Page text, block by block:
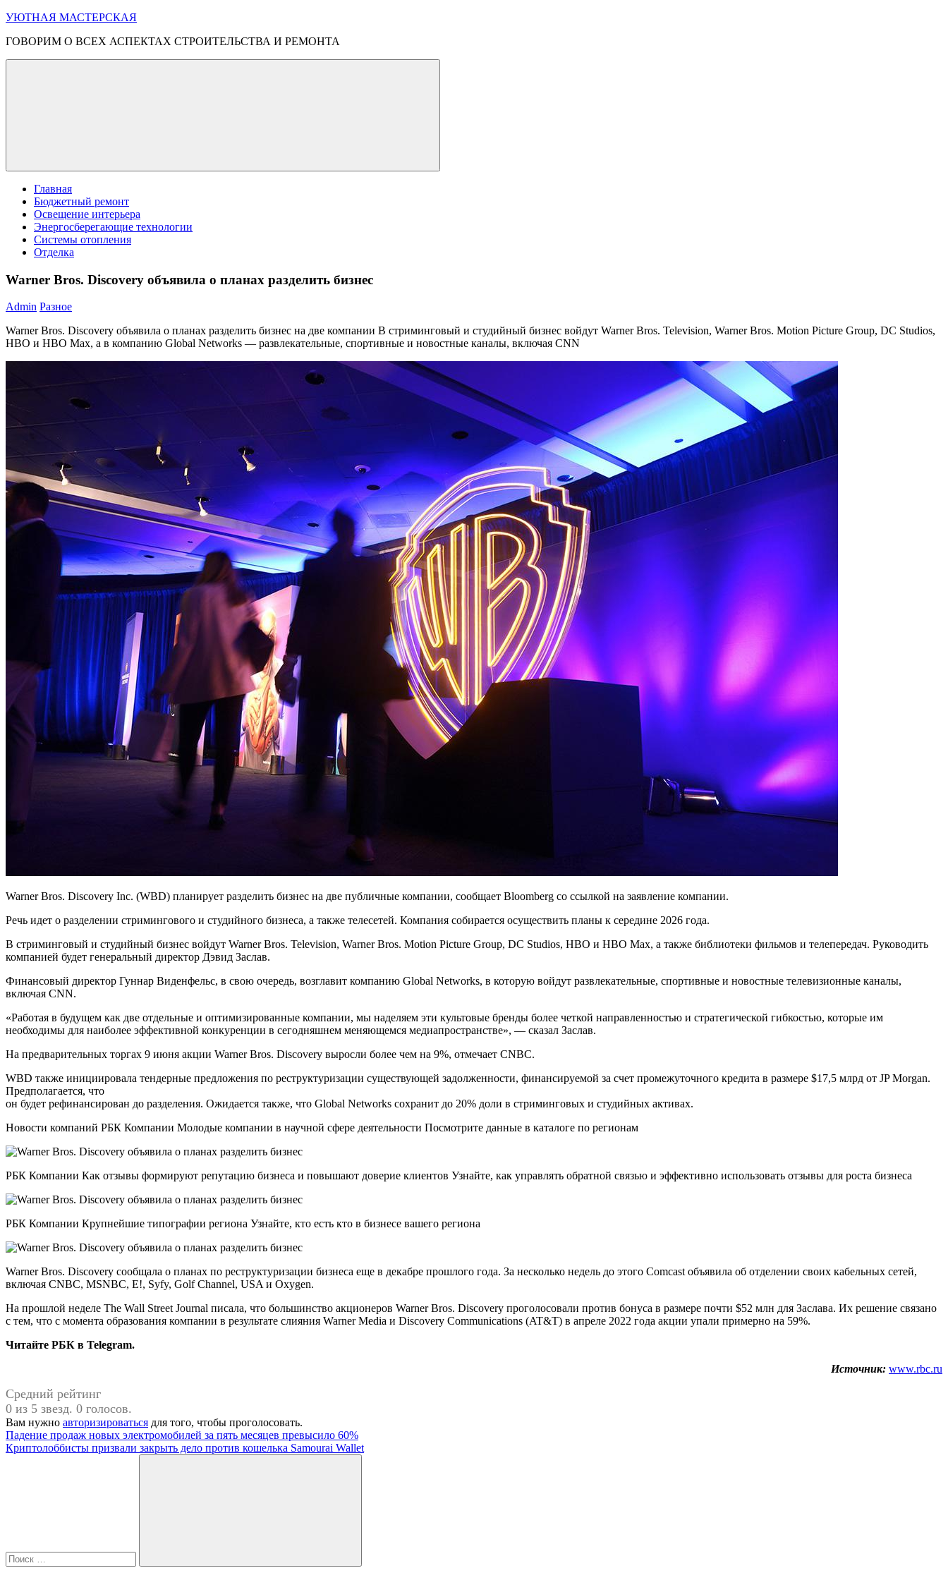
Перейти
содержимому
УЮТНАЯ МАСТЕРСКАЯ
ГОВОРИМ О ВСЕХ АСПЕКТАХ СТРОИТЕЛЬСТВА И РЕМОНТА
Меню
Главная
Бюджетный ремонт
Освещение интерьера
Энергосберегающие технологии
Системы отопления
Отделка
Warner Bros. Discovery объявила о планах разделить бизнес
Admin Разное
Warner Bros. Discovery объявила о планах разделить бизнес на две компании В стриминговый и студийный бизнес войдут Warner Bros. Television, Warner Bros. Motion Picture Group, DC Studios,
HBO и HBO Max, а в компанию Global Networks — развлекательные, спортивные и новостные каналы, включая CNN
Warner Bros. Discovery Inc. (WBD) планирует разделить бизнес на две публичные компании, сообщает Bloomberg со ссылкой на заявление компании.
Речь идет о разделении стримингового и студийного бизнеса, а также телесетей. Компания собирается осуществить планы к середине 2026 года.
В стриминговый и студийный бизнес войдут Warner Bros. Television, Warner Bros. Motion Picture Group, DC Studios, HBO и HBO Max, а также библиотеки фильмов и телепередач. Руководить
компанией будет генеральный директор Дэвид Заслав.
Финансовый директор Гуннар Виденфельс, в свою очередь, возглавит компанию Global Networks, в которую войдут развлекательные, спортивные и новостные телевизионные каналы,
включая CNN.
«Работая в будущем как две отдельные и оптимизированные компании, мы наделяем эти культовые бренды более четкой направленностью и стратегической гибкостью, которые им
необходимы для наиболее эффективной конкуренции в сегодняшнем меняющемся медиапространстве», — сказал Заслав.
На предварительных торгах 9 июня акции Warner Bros. Discovery выросли более чем на 9%, отмечает CNBC.
WBD также инициировала тендерные предложения по реструктуризации существующей задолженности, финансируемой за счет промежуточного кредита в размере $17,5 млрд от JP Morgan.
Предполагается, что
он будет рефинансирован до разделения. Ожидается также, что Global Networks сохранит до 20% доли в стриминговых и студийных активах.
Новости компаний РБК Компании Молодые компании в научной сфере деятельности Посмотрите данные в каталоге по регионам
РБК Компании Как отзывы формируют репутацию бизнеса и повышают доверие клиентов Узнайте, как управлять обратной связью и эффективно использовать отзывы для роста бизнеса
РБК Компании Крупнейшие типографии региона Узнайте, кто есть кто в бизнесе вашего региона
Warner Bros. Discovery сообщала о планах по реструктуризации бизнеса еще в декабре прошлого года. За несколько недель до этого Comcast объявила об отделении своих кабельных сетей,
включая CNBC, MSNBC, E!, Syfy, Golf Channel, USA и Oxygen.
На прошлой неделе The Wall Street Journal писала, что большинство акционеров Warner Bros. Discovery проголосовали против бонуса в размере почти $52 млн для Заслава. Их решение связано
с тем, что с момента образования компании в результате слияния Warner Media и Discovery Communications (AT&T) в апреле 2022 года акции упали примерно на 59%.
Читайте РБК в Telegram.
Источник: www.rbc.ru
Средний рейтинг
0 из 5 звезд. 0 голосов.
Вам нужно авторизироваться для того, чтобы проголосовать.
Навигация
по
Предыдущая
запись:
Падение продаж новых электромобилей за пять месяцев превысило 60%
Следующая
Криптолоббисты призвали закрыть дело против кошелька Samourai Wallet
Поиск